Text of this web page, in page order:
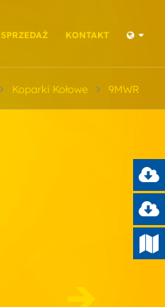
SPRZEDAŻ KONTAKT
Koparki Kołowe 9MWR